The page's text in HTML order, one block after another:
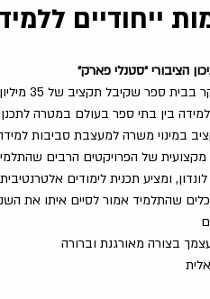
ייחודיים
הציבורי ״סטנלי פארק״
לא בכל
בין בתי ספר בעולם במטרה
במינוי משרה למעצבת סביבות
של הפרויקטים הרבים
שהתלמיד אמור לסיים איתו את
בצורה מאורגנת וברורה